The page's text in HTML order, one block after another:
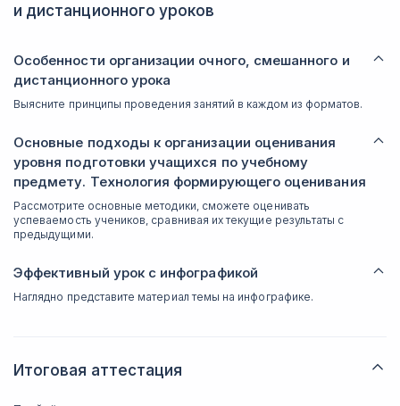
и дистанционного уроков
Особенности организации очного, смешанного и
дистанционного урока
Выясните принципы проведения занятий в каждом из форматов.
Основные подходы к организации оценивания
уровня подготовки учащихся по учебному
предмету. Технология формирующего оценивания
Рассмотрите основные методики, сможете оценивать
успеваемость учеников, сравнивая их текущие результаты с
предыдущими.
Эффективный урок с инфографикой
Наглядно представите материал темы на инфографике.
Итоговая аттестация